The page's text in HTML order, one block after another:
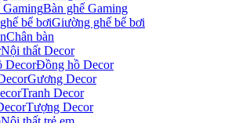
Bàn ghế Gaming
Giường ghế bể bơi
Chân bàn
Nội thất Decor
Đồng hồ Decor
Gương Decor
Tranh Decor
Tượng Decor